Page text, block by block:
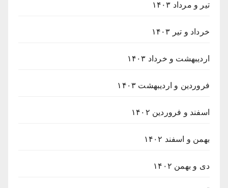
تیر و مرداد ۱۴۰۳
خرداد و تیر ۱۴۰۳
اردیبهشت و خرداد ۱۴۰۳
فروردین و اردیبهشت ۱۴۰۳
اسفند و فروردین ۱۴۰۲
بهمن و اسفند ۱۴۰۲
دی و بهمن ۱۴۰۲